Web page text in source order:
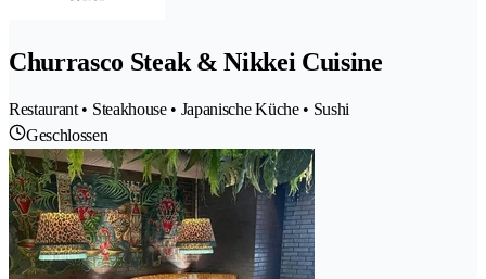
Churrasco Steak & Nikkei Cuisine
Restaurant • Steakhouse • Japanische Küche • Sushi
Geschlossen